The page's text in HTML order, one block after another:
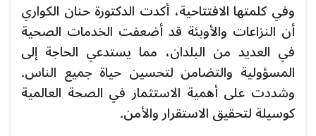
وفي كلمتها الافتتاحية، أكدت الدكتورة حنان الكواري
أن النزاعات والأوبئة قد أضعفت الخدمات الصحية
في العديد من البلدان، مما يستدعي الحاجة إلى
المسؤولية والتضامن لتحسين حياة جميع الناس.
وشددت على أهمية الاستثمار في الصحة العالمية
كوسيلة لتحقيق الاستقرار والأمن.